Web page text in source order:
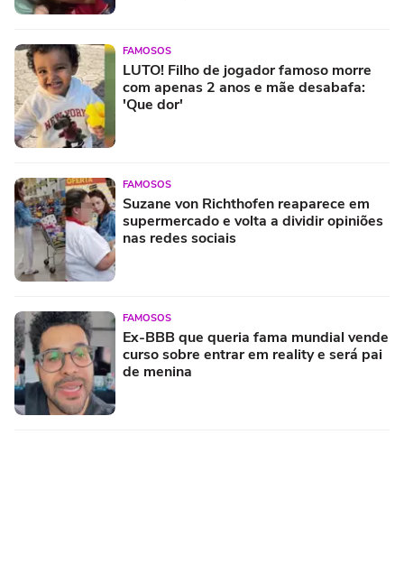
FAMOSOS
LUTO! Filho de jogador famoso morre
com apenas 2 anos e mãe desabafa:
'Que dor'
FAMOSOS
Suzane von Richthofen reaparece em
supermercado e volta a dividir opiniões
nas redes sociais
FAMOSOS
Ex-BBB que queria fama mundial vende
curso sobre entrar em reality e será pai
de menina